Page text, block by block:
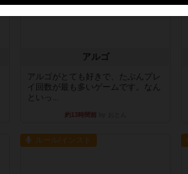
アルゴ
アルゴがとても好きで、たぶんプレ
イ回数が最も多いゲームです。なん
といっ...
約13時間前
ルール/インスト